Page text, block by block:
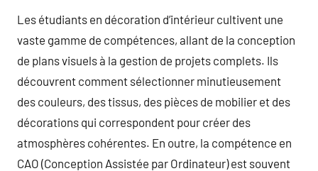
Les étudiants en décoration d’intérieur cultivent une
vaste gamme de compétences, allant de la conception
de plans visuels à la gestion de projets complets. Ils
découvrent comment sélectionner minutieusement
des couleurs, des tissus, des pièces de mobilier et des
décorations qui correspondent pour créer des
atmosphères cohérentes. En outre, la compétence en
CAO (Conception Assistée par Ordinateur) est souvent